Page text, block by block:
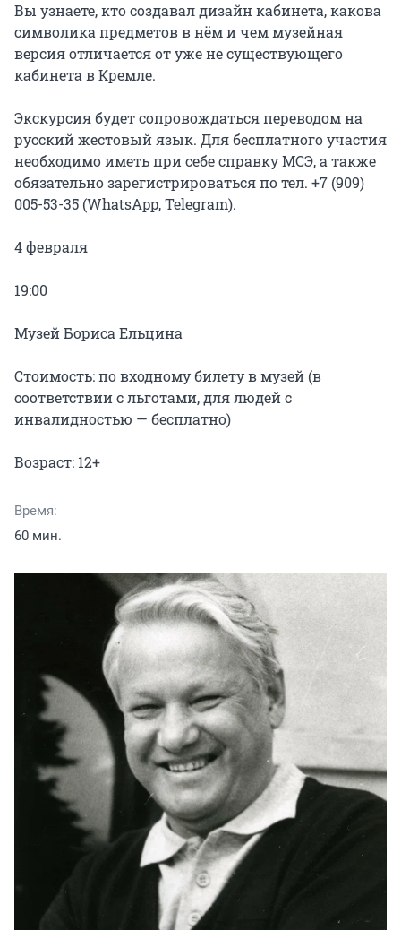
Вы узнаете, кто создавал дизайн кабинета, какова
символика предметов в нём и чем музейная
версия отличается от уже не существующего
кабинета в Кремле.
Экскурсия будет сопровождаться переводом на
русский жестовый язык. Для бесплатного участия
необходимо иметь при себе справку МСЭ, а также
обязательно зарегистрироваться по тел. +7 (909)
005-53-35 (WhatsApp, Telegram).
4 февраля
19:00
Музей Бориса Ельцина
Стоимость: по входному билету в музей (в
соответствии с льготами, для людей с
инвалидностью — бесплатно)
Время:
60 мин.